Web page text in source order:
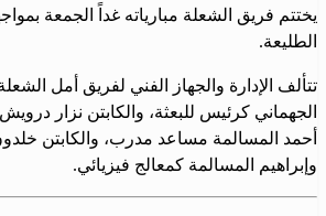
يختتم فريق الشعلة مبارياته غداً الجمعة
الطليعة.
تتألف الإدارة والجهاز الفني لفريق أمل
الجهماني كرئيس للبعثة، والكابتن نزار
أحمد المسالمة مساعد مدرب، والكابتن
وإبراهيم المسالمة كمعالج فيزيائي.